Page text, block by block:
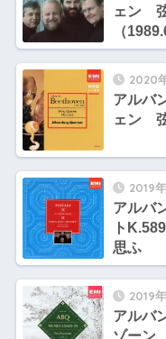
ェン
（
2020
アルバ
ェン 弦
2019
アルバ
ト
思ふ
2019
アルバ